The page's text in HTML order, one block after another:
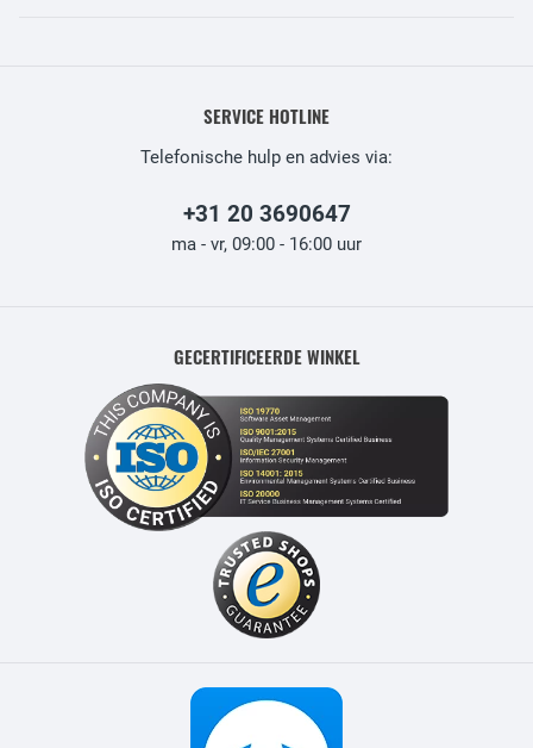
SERVICE HOTLINE
Telefonische hulp en advies via:
+31 20 3690647
ma - vr, 09:00 - 16:00 uur
GECERTIFICEERDE WINKEL